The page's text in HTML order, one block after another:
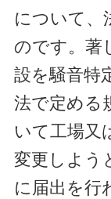
について、
のです。著
設を騒音特
法で定める
いて工場又
変更しよう
に届出を行